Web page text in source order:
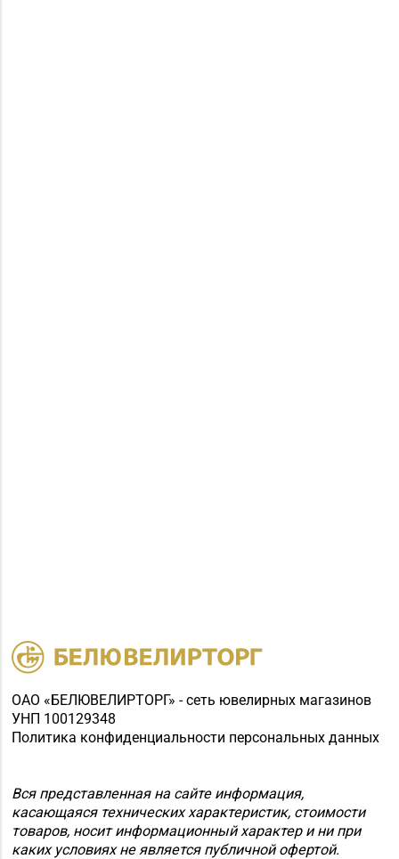
ОАО «БЕЛЮВЕЛИРТОРГ» - сеть ювелирных магазинов
УНП 100129348
Политика конфиденциальности персональных данных
Вся представленная на сайте информация,
касающаяся технических характеристик, стоимости
товаров, носит информационный характер и ни при
каких условиях не является публичной офертой.